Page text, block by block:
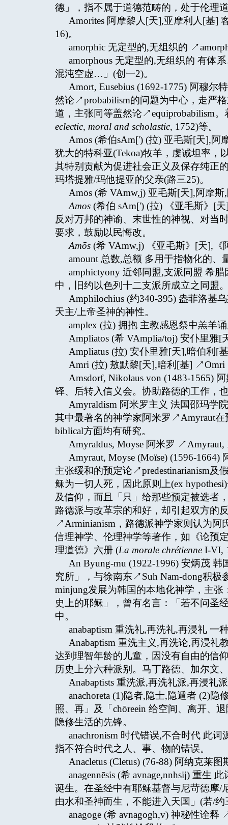
德」，指不属于道德范畴的，处于伦理
Amorites 阿摩黎人[天],亚摩利人[基]
16)。
amorphic 无定型的,无组织的
amorphous 无定型的,无组织的 有体
混沌空虚…」(创一2)。
Amort, Eusebius (1692-1775) 阿穆
然论↗probabilism的问题为中心，走严
道，主张同等盖然论↗equiprobabilism
eclectic, moral and scholastic, 1752)等。
Amos (希伯sAm[') (拉) 亚毛斯[天],
犹大的特科亚(Tekoa)牧羊，虔诚坦率，
其特别贡献为促进社会正义及保存纯正
玛塔提雅/玛他提亚的父亲(路三25)。
Amōs (希 VAmw,j) 亚毛斯[天],阿摩
Amos(希伯 sAm[') (拉) 《亚毛斯》[
反对万邦的神谕、末世性的神视、对当
要求，鼓励以民悔改。
Amōs(希 VAmw,j) 《亚毛斯》[天],
amount 总数,总额 多用于指物化的、
amphictyony 近邻同盟,支派同盟 希
中，旧约以色列十二支派所成立之同盟
Amphilochius (约340-395) 盎菲洛基
天主/上帝圣神的神性。
amplex (拉) 拥抱 主教感恩祭中羔羊
Ampliatos (希 VAmplia/toj) 安仆里雅
Ampliatus (拉) 安仆里雅[天],暗伯利[
Amri (拉) 敖默黎[天],暗利[基] ↗Omri
Amsdorf, Nikolaus von (1483-1565)
铎、后转入信义会。协助路德的工作，
Amyraldism 阿米罗主义 法国邵玛学
其中最著名的神学家阿米罗↗Amyraut
biblical方面均有研究。
Amyraldus, Moyse 阿米罗 ↗Amyraut,
Amyraut, Moyse (Moïse) (1596-
主张缓和的预定论↗predestinarianism及
稣为一切人死，因此原则上(ex
及信仰，而且「只」给那些预定被选者
路德派与改革宗的和好，却引起双方的
↗Arminianism，路德派神学家则认为阿
信理神学、伦理神学等著作，如《论预
理道德》六册 (La morale chrétienne I-VI,
An Byung-mu (1922-1996) 安炳茂
究所」，与徐南东↗Suh Nam-dong积
minjung发展为韩国的本地化神学，主
史上的耶稣」，曾有名言：「若不问圣
中。
anabaptism 重洗礼,再洗礼,再浸礼
Anabaptism 重洗主义,再洗论,再浸礼
达到理智年龄的儿童，因没有自由的信
历史上分六种派别。马丁路德、加尔文
Anabaptists 重洗派,再洗礼派,再浸礼
anachoreta (1)隐者,隐士,隐遁者 (2)
照、再」及「chōreein 给空间、离开、
隐修生活的先锋。
anachronism 时代错误,不合时代 此
指不符合时代之人、事、物的错误。
Anacletus (Cletus) (76-88) 阿纳克莱
anagennēsis (希 avnage,nnhsij) 重生
诞生。在圣经中有耶稣基督与尼苛德摩/
由水和圣神而生，不能进入天国」(若/约
anagogē (希 avnagogh,v) 神秘性诠释